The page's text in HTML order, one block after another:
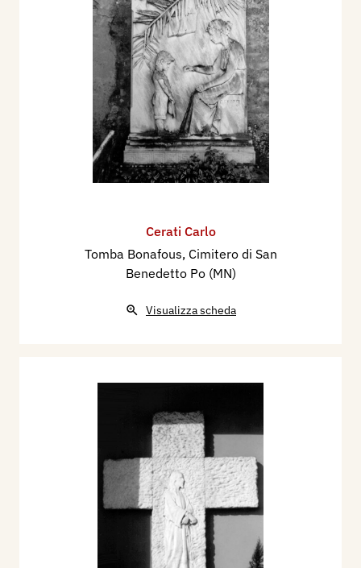
Cerati Carlo
Tomba Bonafous, Cimitero di San
Benedetto Po (MN)
Visualizza scheda